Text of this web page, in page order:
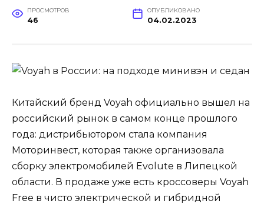
ПРОСМОТРОВ
46
ОПУБЛИКОВАНО
04.02.2023
Китайский бренд Voyah официально вышел на
российский рынок в самом конце прошлого
года: дистрибьютором стала компания
Моторинвест, которая также организовала
сборку электромобилей Evolute в Липецкой
области. В продаже уже есть кроссоверы Voyah
Free в чисто электрической и гибридной